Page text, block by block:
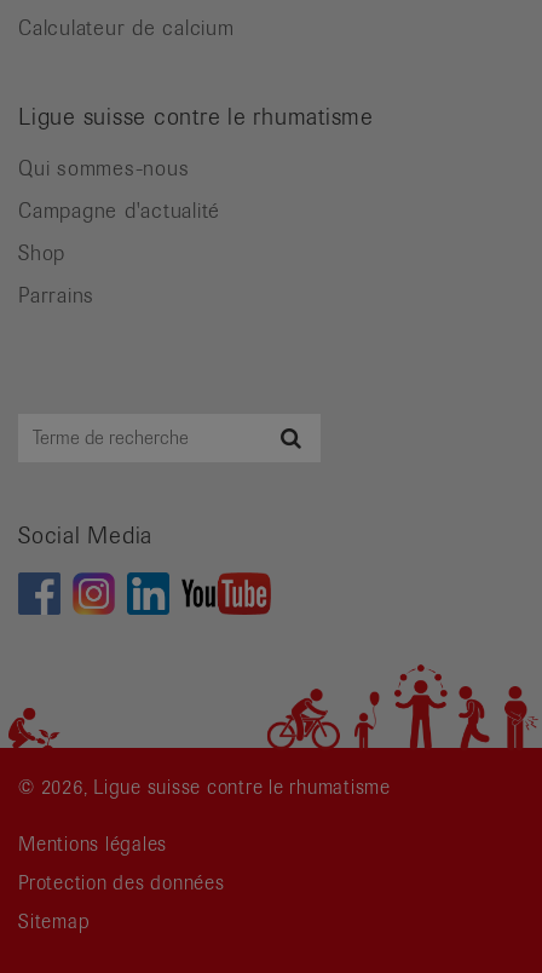
Calculateur de calcium
Ligue suisse contre le rhumatisme
Qui sommes-nous
Campagne d'actualité
Shop
Parrains
Terme
Social Media
© 2026, Ligue suisse contre le rhumatisme
Mentions légales
Protection des données
Sitemap